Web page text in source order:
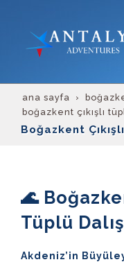
ana sayfa
boğazkent çıkışlı
Boğazkent
🌊
Tüplü
Akdeniz’in